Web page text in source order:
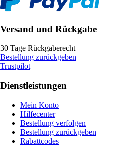
Versand und Rückgabe
30 Tage Rückgaberecht
Bestellung zurückgeben
Trustpilot
Dienstleistungen
Mein Konto
Hilfecenter
Bestellung verfolgen
Bestellung zurückgeben
Rabattcodes